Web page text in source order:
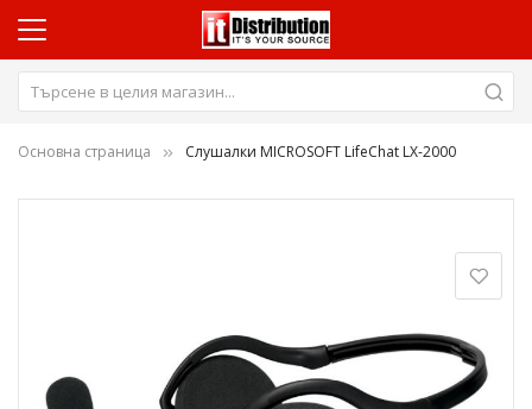
Основна страница Слушалки MICROSOFT LifeChat LX-2000